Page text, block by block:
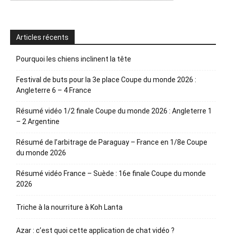
Articles récents
Pourquoi les chiens inclinent la tête
Festival de buts pour la 3e place Coupe du monde 2026 :
Angleterre 6 – 4 France
Résumé vidéo 1/2 finale Coupe du monde 2026 : Angleterre 1
– 2 Argentine
Résumé de l’arbitrage de Paraguay – France en 1/8e Coupe
du monde 2026
Résumé vidéo France – Suède : 16e finale Coupe du monde
2026
Triche à la nourriture à Koh Lanta
Azar : c’est quoi cette application de chat vidéo ?